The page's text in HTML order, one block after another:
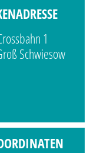
1
Schwiesow